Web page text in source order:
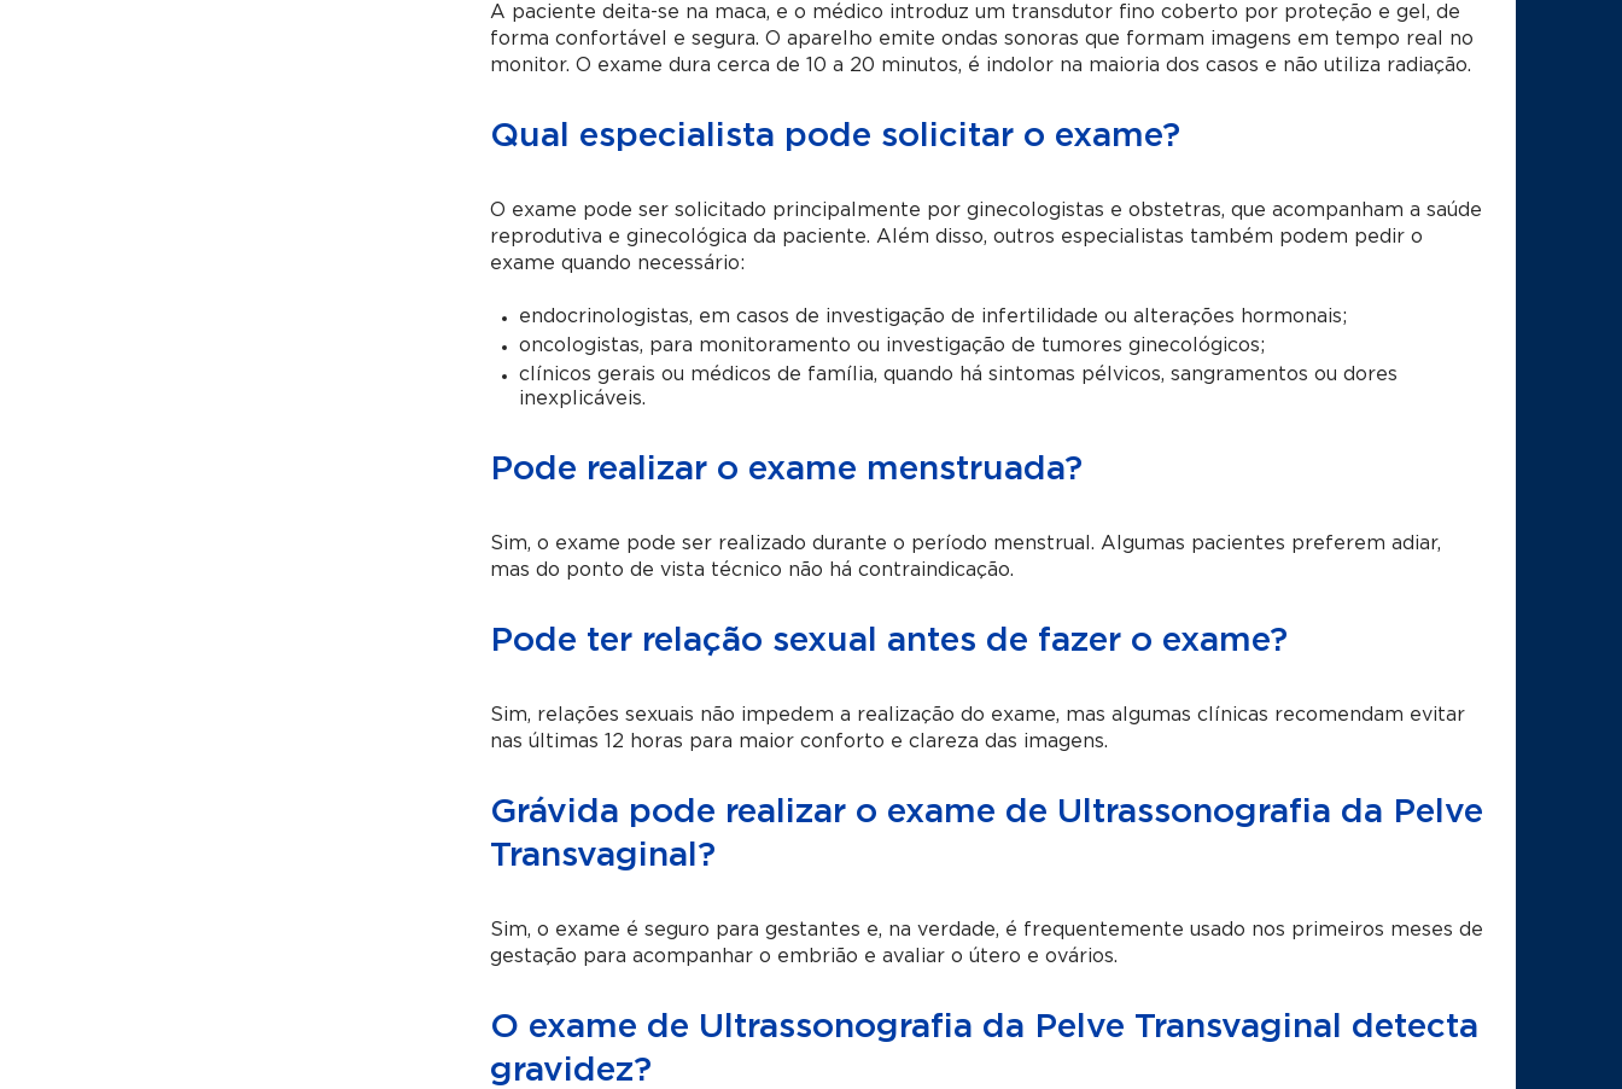
A paciente deita-se na maca, e o médico introduz um transdutor fino coberto por proteção e gel, de
forma confortável e segura. O aparelho emite ondas sonoras que formam imagens em tempo real no
monitor. O exame dura cerca de 10 a 20 minutos, é indolor na maioria dos casos e não utiliza radiação.
Qual especialista pode solicitar o exame?
O exame pode ser solicitado principalmente por ginecologistas e obstetras, que acompanham a saúde
reprodutiva e ginecológica da paciente. Além disso, outros especialistas também podem pedir o
exame quando necessário:
endocrinologistas, em casos de investigação de infertilidade ou alterações hormonais;
oncologistas, para monitoramento ou investigação de tumores ginecológicos;
clínicos gerais ou médicos de família, quando há sintomas pélvicos, sangramentos ou dores
inexplicáveis.
Pode realizar o exame menstruada?
Sim, o exame pode ser realizado durante o período menstrual. Algumas pacientes preferem adiar,
mas do ponto de vista técnico não há contraindicação.
Pode ter relação sexual antes de fazer o exame?
Sim, relações sexuais não impedem a realização do exame, mas algumas clínicas recomendam evitar
nas últimas 12 horas para maior conforto e clareza das imagens.
Grávida pode realizar o exame de Ultrassonografia da Pelve
Transvaginal?
Sim, o exame é seguro para gestantes e, na verdade, é frequentemente usado nos primeiros meses de
gestação para acompanhar o embrião e avaliar o útero e ovários.
O exame de Ultrassonografia da Pelve Transvaginal detecta
gravidez?